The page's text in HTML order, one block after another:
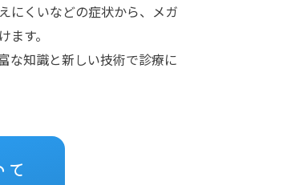
にくいなどの症状から、メガ
す。
な知識と新しい技術で診療に